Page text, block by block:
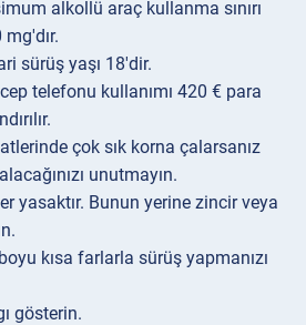
alkollü araç kullanma sınırı
sürüş yaşı 18'dir.
telefonu kullanımı 420 € para
çok sık korna çalarsanız
unutmayın.
yasaktır. Bunun yerine zincir veya
kısa farlarla sürüş yapmanızı
gösterin.